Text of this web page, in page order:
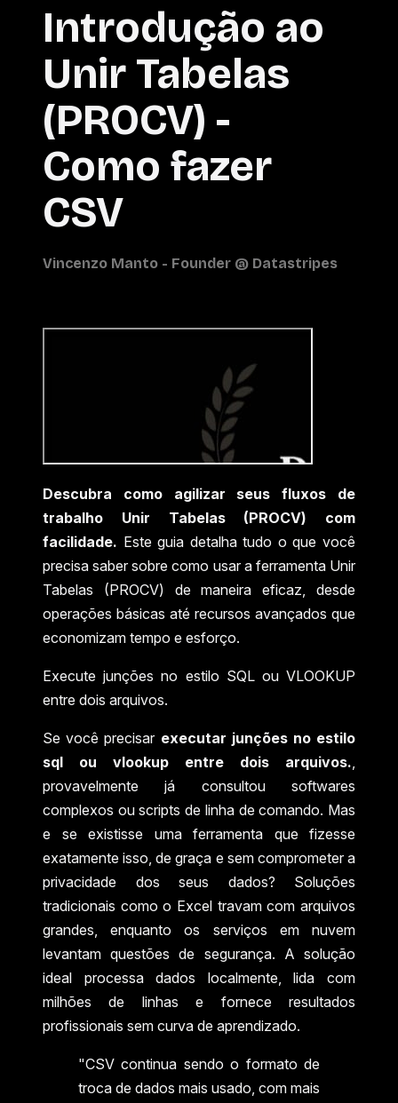
Introdução ao
Unir Tabelas
(PROCV) -
Como fazer
CSV
Descubra como agilizar seus fluxos de
trabalho Unir Tabelas (PROCV) com
facilidade. Este guia detalha tudo o que você
precisa saber sobre como usar a ferramenta Unir
Tabelas (PROCV) de maneira eficaz, desde
operações básicas até recursos avançados que
economizam tempo e esforço.
Execute junções no estilo SQL ou VLOOKUP
entre dois arquivos.
Se você precisar executar junções no estilo
sql ou vlookup entre dois arquivos.
provavelmente já consultou softwares
complexos ou scripts de linha de comando. Mas
e se existisse uma ferramenta que fizesse
exatamente isso, de graça e sem comprometer a
privacidade dos seus dados? Soluções
tradicionais como o Excel travam com arquivos
grandes, enquanto os serviços em nuvem
levantam questões de segurança. A solução
ideal processa dados localmente, lida com
milhões de linhas e fornece resultados
profissionais sem curva de aprendizado.
"CSV continua sendo o formato de
troca de dados mais usado, com mais